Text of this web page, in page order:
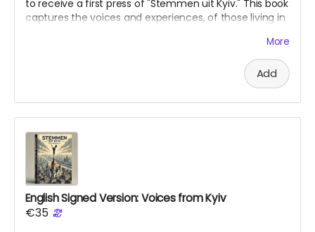
to receive a first press of "Stemmen uit Kyiv." This book
captures the voices and experiences, of those living in
between cultures and a reminder to the world of what
More
Add
English Signed Version: Voices from Kyiv
€35